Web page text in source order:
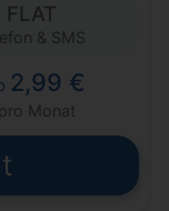
FLAT
& SMS
2,99 €
pro Monat